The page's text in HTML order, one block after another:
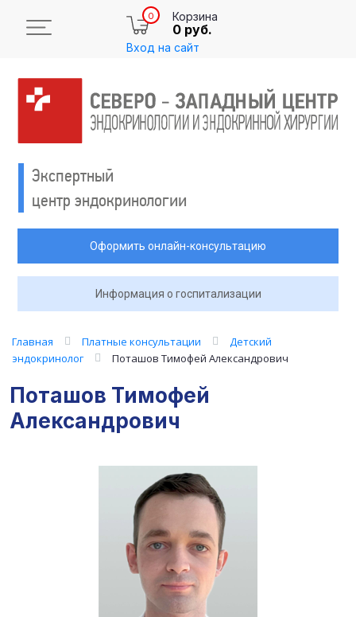
0 Корзина
0 руб.
Вход на сайт
Экспертный
центр эндокринологии
Оформить онлайн-консультацию
Информация о госпитализации
Главная Платные консультации
Детский
эндокринолог
Поташов Тимофей Александрович
Поташов Тимофей
Александрович